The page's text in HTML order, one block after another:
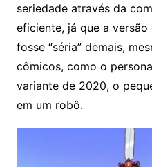
seriedade através da
eficiente, já que a
fosse “séria” demais,
cômicos, como o
variante de 2020, o
em um robô.